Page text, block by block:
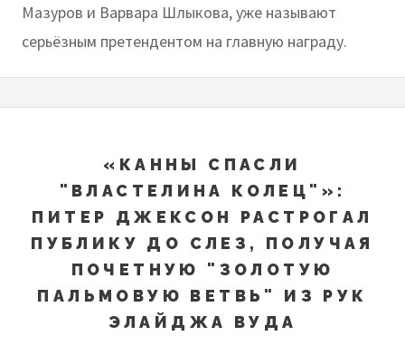
Мазуров и Варвара Шлыкова, уже называют
серьёзным претендентом на главную награду.
«КАННЫ СПАСЛИ
"ВЛАСТЕЛИНА КОЛЕЦ"»:
ПИТЕР ДЖЕКСОН РАСТРОГАЛ
ПУБЛИКУ ДО СЛЕЗ, ПОЛУЧАЯ
ПОЧЕТНУЮ "ЗОЛОТУЮ
ПАЛЬМОВУЮ ВЕТВЬ" ИЗ РУК
ЭЛАЙДЖА ВУДА